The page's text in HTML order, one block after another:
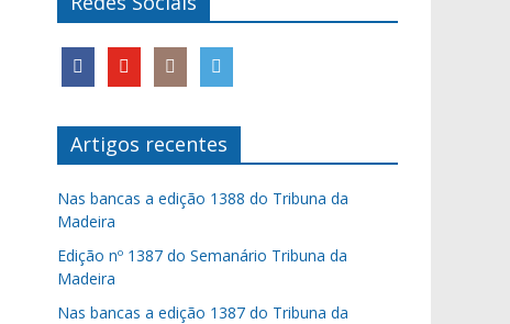
Artigos recentes
Nas bancas a edição 1388 do Tribuna da
Madeira
Edição nº 1387 do Semanário Tribuna da
Madeira
Nas bancas a edição 1387 do Tribuna da